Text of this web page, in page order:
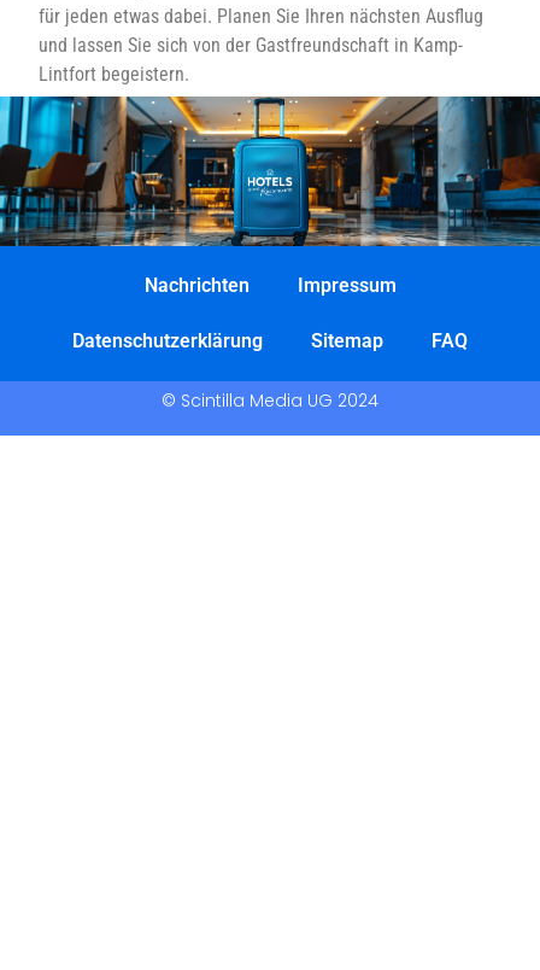
für jeden etwas dabei. Planen Sie Ihren nächsten Ausflug
und lassen Sie sich von der Gastfreundschaft in Kamp-
Lintfort begeistern.
Nachrichten Impressum
Datenschutzerklärung Sitemap FAQ
© Scintilla Media UG 2024